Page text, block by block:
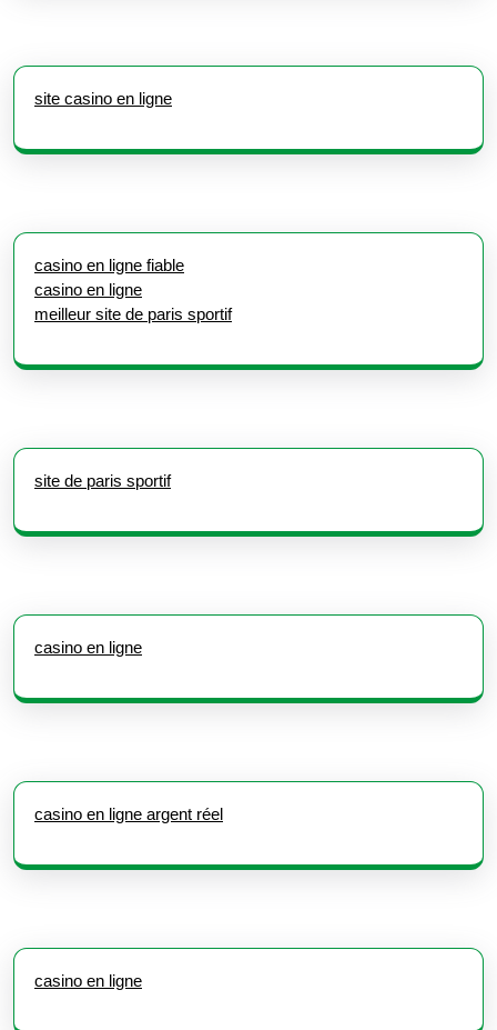
site casino en ligne
casino en ligne fiable
casino en ligne
meilleur site de paris sportif
site de paris sportif
casino en ligne
casino en ligne argent réel
casino en ligne